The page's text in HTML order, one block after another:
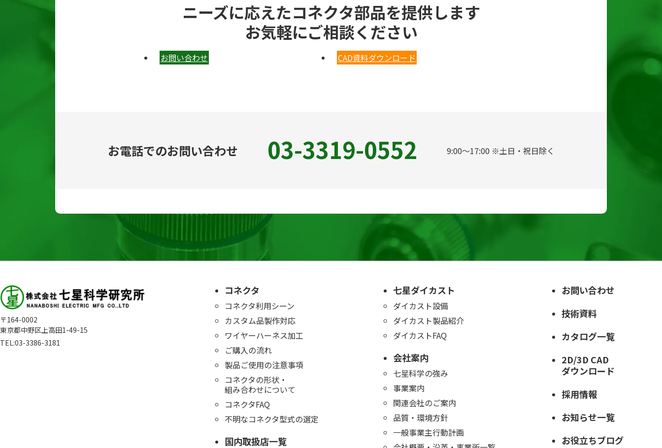
ニーズに応えたコネクタ部品を提供します
お気軽にご相談ください
お問い合わせ CAD資料ダウンロード
お電話でのお問い合わせ 03-3319-0552 9:00～17:00 ※土日・祝日除く
〒164-0002
東京都中野区上高田1-49-15
TEL:03-3386-3181
コネクタ
コネクタ利用シーン
カスタム品製作対応
ワイヤーハーネス加工
ご購入の流れ
製品ご使用の注意事項
コネクタの形状・
組み合わせについて
コネクタFAQ
不明なコネクタ型式の選定
国内取扱店一覧
七星ダイカスト
ダイカスト設備
ダイカスト製品紹介
ダイカストFAQ
会社案内
七星科学の強み
事業案内
関連会社のご案内
品質・環境方針
一般事業主行動計画
お問い合わせ
技術資料
カタログ一覧
2D/3D CAD
ダウンロード
採用情報
お知らせ一覧
お役立ちブログ